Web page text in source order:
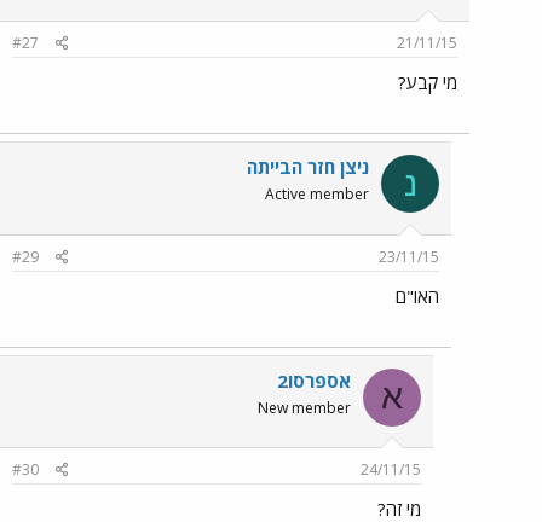
21/11/15
#27
מי קבע?
נ ניצן חזר הבייתה
Active member
23/11/15
#29
האו"ם
א אספרסו2
New member
24/11/15
#30
מי זה?